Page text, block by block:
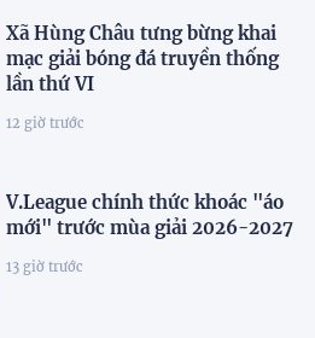
Xã Hùng Châu tưng bừng khai
mạc giải bóng đá truyền thống
lần thứ VI
12 giờ trước
V.League chính thức khoác "áo
mới" trước mùa giải 2026-2027
13 giờ trước